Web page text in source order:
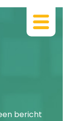
bericht